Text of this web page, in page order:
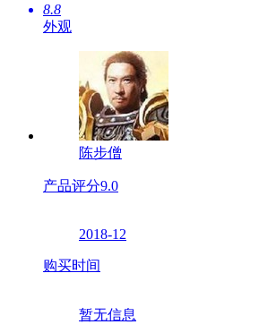
8.8
外观
陈步僧
产品评分9.0
2018-12
购买时间
暂无信息